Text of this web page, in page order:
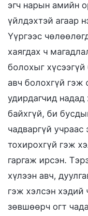
эгч нарын амийн
үйлдэхтэй агаар
Үүргээс
хаягдах ч
болохыг
авч болохгүй гэж
удирдагчид надад
байхгүй, би
чадваргүй
тохирохгүй гэж
гаргаж ирсэн.
хүлээн авч,
гэж хэлсэн хэдий
зөвшөөрч огт